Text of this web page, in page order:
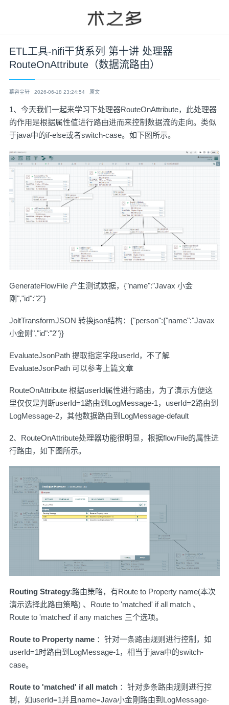
ETL工具-nifi干货系列 第十讲 处理器
RouteOnAttribute（数据流路由）
慕容尘轩 2026-06-18 23:24:54 原文
1、今天我们一起来学习下处理器RouteOnAttribute，此处理器
的作用是根据属性值进行路由进而来控制数据流的走向。类似
于java中的if-else或者switch-case。如下图所示。
GenerateFlowFile 产生测试数据，{"name":"Javax 小金
刚","id":"2"}
JoltTransformJSON 转换json结构：{"person":{"name":"Javax
小金刚","id":"2"}}
EvaluateJsonPath 提取指定字段userId，不了解
EvaluateJsonPath 可以参考上篇文章
RouteOnAttribute 根据userId属性进行路由，为了演示方便这
里仅仅是判断userId=1路由到LogMessage-1，userId=2路由到
LogMessage-2，其他数据路由到LogMessage-default
2、RouteOnAttribute处理器功能很明显，根据flowFile的属性进
行路由，如下图所示。
Routing Strategy:路由策略，有Route to Property name(本次
演示选择此路由策略) 、Route to 'matched' if all match 、
Route to 'matched' if any matches 三个选项。
Route to Property name ：针对一条路由规则进行控制，如
userId=1时路由到LogMessage-1，相当于java中的switch-
case。
Route to 'matched' if all match ：针对多条路由规则进行控
制，如userId=1并且name=Java小金刚路由到LogMessage-